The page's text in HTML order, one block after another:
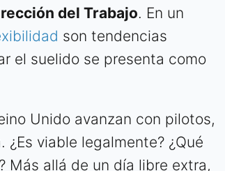
del Trabajo. En un
son tendencias
el suelido se presenta como
Unido avanzan con pilotos,
viable legalmente? ¿Qué
Más allá de un día libre extra,